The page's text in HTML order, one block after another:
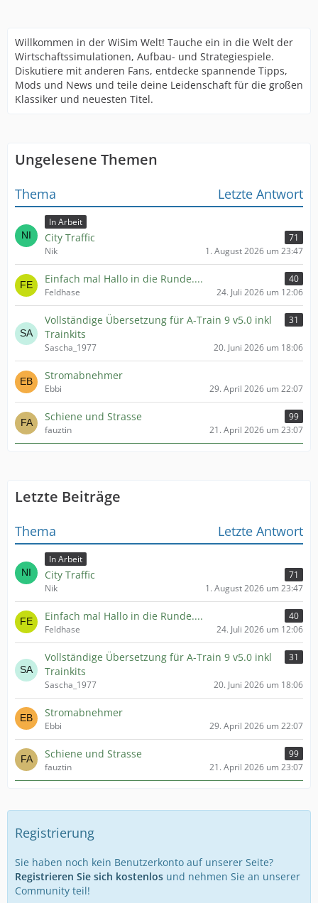
Willkommen in der WiSim Welt! Tauche ein in die Welt der
Wirtschaftssimulationen, Aufbau- und Strategiespiele.
Diskutiere mit anderen Fans, entdecke spannende Tipps,
Mods und News und teile deine Leidenschaft für die großen
Klassiker und neuesten Titel.
Ungelesene Themen
Thema Letzte Antwort
In Arbeit
City Traffic
71
Nik
1. August 2026 um 23:47
Einfach mal Hallo in die Runde....
40
Feldhase
24. Juli 2026 um 12:06
Vollständige Übersetzung für A-Train 9 v5.0 inkl
Trainkits
31
Sascha_1977 20. Juni 2026 um 18:06
Stromabnehmer
Ebbi 29. April 2026 um 22:07
Schiene und Strasse
99
fauztin
21. April 2026 um 23:07
Letzte Beiträge
Thema Letzte Antwort
In Arbeit
City Traffic
71
Nik
1. August 2026 um 23:47
Einfach mal Hallo in die Runde....
40
Feldhase
24. Juli 2026 um 12:06
Vollständige Übersetzung für A-Train 9 v5.0 inkl
Trainkits
31
Sascha_1977 20. Juni 2026 um 18:06
Stromabnehmer
Ebbi 29. April 2026 um 22:07
Schiene und Strasse
99
fauztin
21. April 2026 um 23:07
Registrierung
Sie haben noch kein Benutzerkonto auf unserer Seite?
Registrieren Sie sich kostenlos und nehmen Sie an unserer
Community teil!